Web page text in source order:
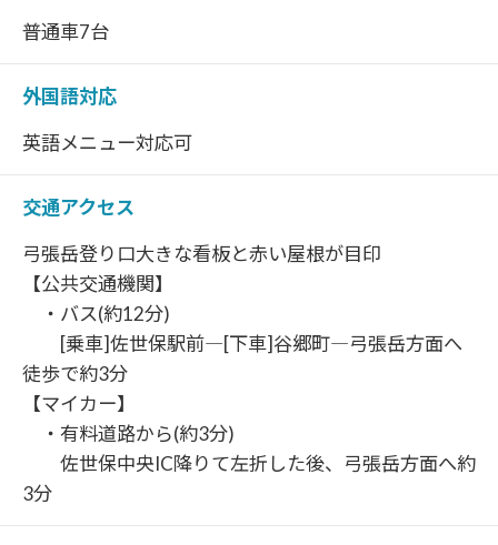
普通車7台
外国語対応
英語メニュー対応可
交通アクセス
弓張岳登り口大きな看板と赤い屋根が目印
【公共交通機関】
・バス(約12分)
[乗車]佐世保駅前―[下車]谷郷町―弓張岳方面へ
徒歩で約3分
【マイカー】
・有料道路から(約3分)
佐世保中央IC降りて左折した後、弓張岳方面へ約
3分